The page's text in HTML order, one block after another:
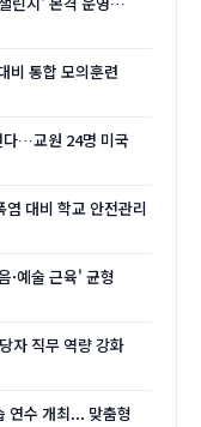
비 통합 모의훈련
다…교원 24명 미국
대비 학교 안전관리
·예술 근육' 균형
자 직무 역량 강화
연수 개최... 맞춤형